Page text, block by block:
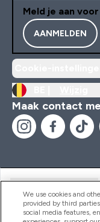
Meld je aan
AANMELDEN
Maak contact
We use cookies and
provided by third
social media features,